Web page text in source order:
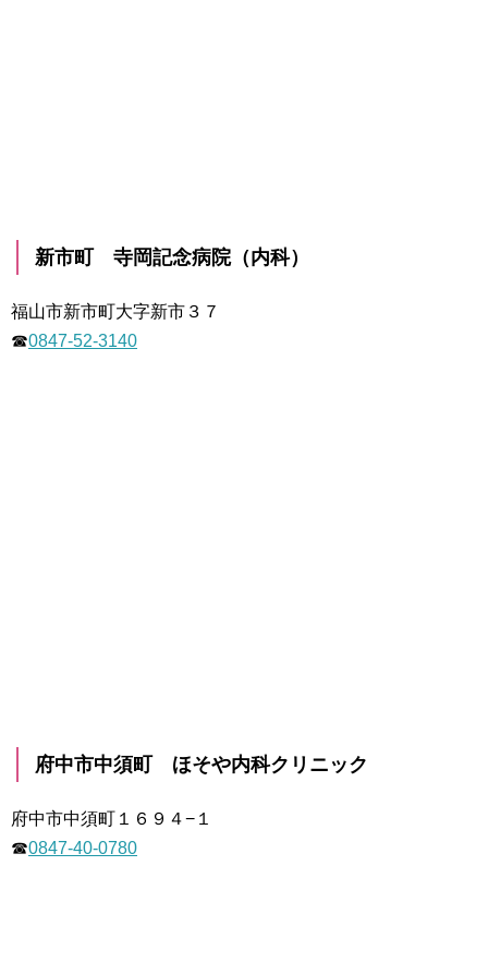
新市町 寺岡記念病院（内科）
福山市新市町大字新市３７
☎0847-52-3140
府中市中須町 ほそや内科クリニック
府中市中須町１６９４−１
☎0847-40-0780